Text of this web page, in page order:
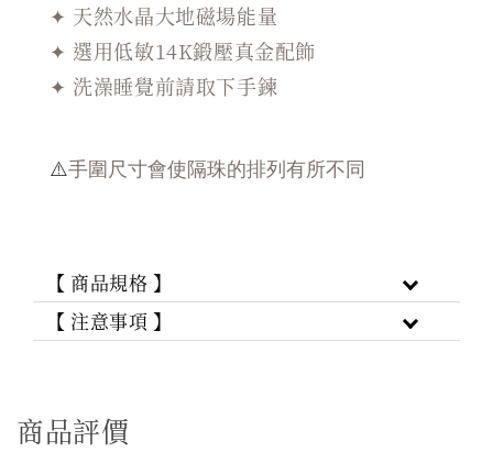
✦ 天然水晶大地磁場能量
✦ 選用低敏14K鍛壓真金配飾
✦ 洗澡睡覺前請取下手鍊
⚠️手圍尺寸會使隔珠的排列有所不同
【 商品規格 】
【 注意事項 】
商品評價